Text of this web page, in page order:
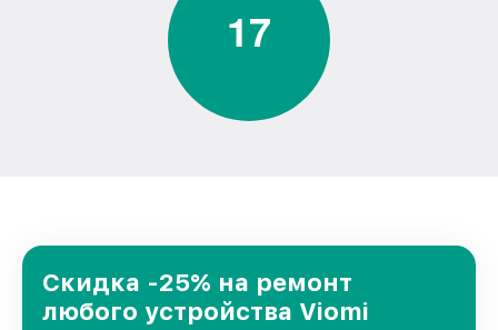
17
Скидка -25% на ремонт
любого устройства Viomi